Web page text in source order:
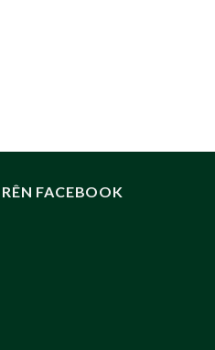
FACEBOOK